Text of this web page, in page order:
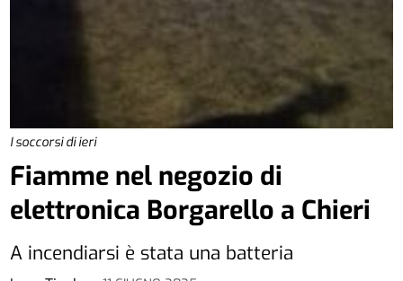
I soccorsi di ieri
Fiamme nel negozio di
elettronica Borgarello a Chieri
A incendiarsi è stata una batteria